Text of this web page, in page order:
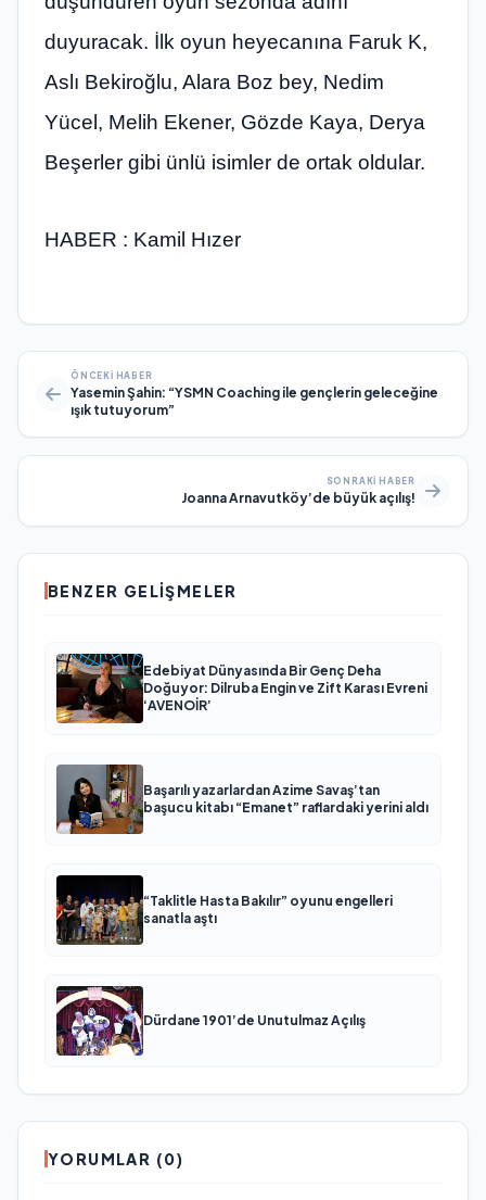
duyuracak. İlk oyun heyecanına Faruk K,
Aslı Bekiroğlu, Alara Boz bey, Nedim
Yücel, Melih Ekener, Gözde Kaya, Derya
Beşerler gibi ünlü isimler de ortak oldular.
HABER : Kamil Hızer
ÖNCEKI HABER
Yasemin Şahin: “YSMN Coaching ile gençlerin geleceğine
ışık tutuyorum”
SONRAKI HABER
Joanna Arnavutköy’de büyük açılış!
BENZER GELIŞMELER
Edebiyat Dünyasında Bir Genç Deha
Doğuyor: Dilruba Engin ve Zift Karası Evreni
‘AVENOİR’
Başarılı yazarlardan Azime Savaş’tan
başucu kitabı “Emanet” raflardaki yerini aldı
“Taklitle Hasta Bakılır” oyunu engelleri
sanatla aştı
Dürdane 1901’de Unutulmaz Açılış
YORUMLAR (0)